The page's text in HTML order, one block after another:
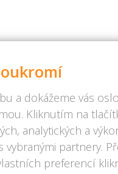
a dokážeme vás
Kliknutím na
analytických a
partnery.
preferencí